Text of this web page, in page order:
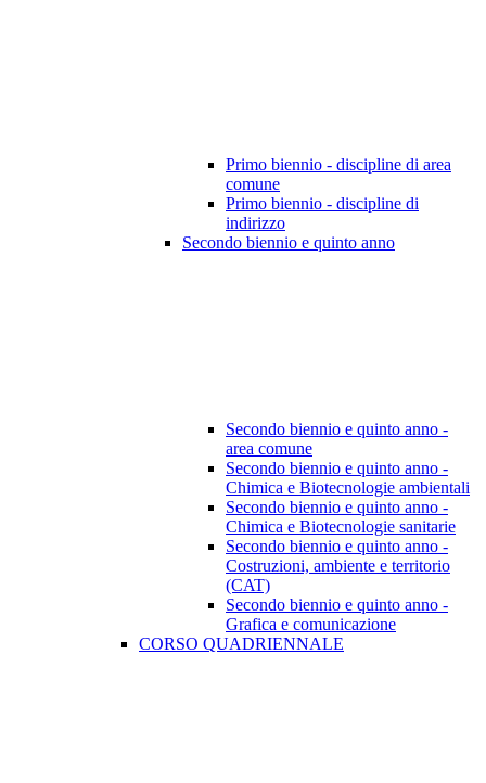
Primo biennio - discipline di area
comune
Primo biennio - discipline di
indirizzo
Secondo biennio e quinto anno
Secondo biennio e quinto anno -
area comune
Secondo biennio e quinto anno -
Chimica e Biotecnologie ambientali
Secondo biennio e quinto anno -
Chimica e Biotecnologie sanitarie
Secondo biennio e quinto anno -
Costruzioni, ambiente e territorio
(CAT)
Secondo biennio e quinto anno -
Grafica e comunicazione
CORSO QUADRIENNALE